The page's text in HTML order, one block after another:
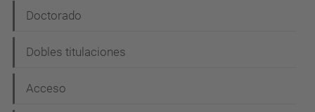
Doctorado
Dobles titulaciones
Acceso